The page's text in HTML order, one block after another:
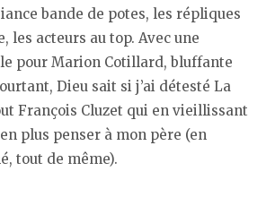
bande de potes, les répliques
les acteurs au top. Avec une
pour Marion Cotillard, bluffante
Dieu sait si j’ai détesté La
François Cluzet qui en vieillissant
plus penser à mon père (en
tout de même).